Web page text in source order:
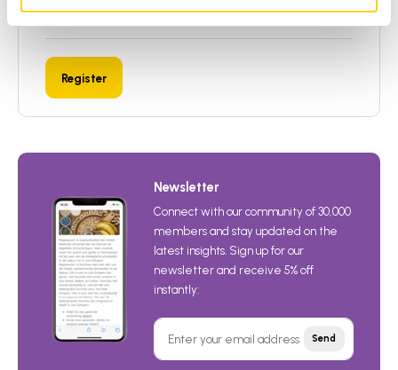
Fields marked with asterisks (*) are required.
Register
Newsletter
Connect with our community of 30,000
members and stay updated on the
latest insights. Sign up for our
newsletter and receive 5% off
instantly:
Send